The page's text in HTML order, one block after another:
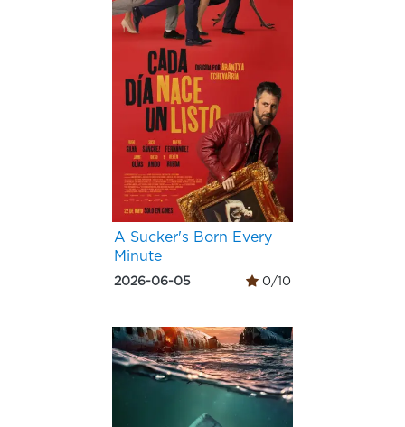
A Sucker's Born Every
Minute
2026-06-05 0/10